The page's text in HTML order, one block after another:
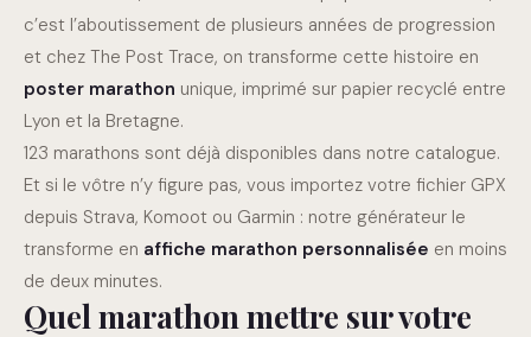
c’est l’aboutissement de plusieurs années de progression
et chez The Post Trace, on transforme cette histoire en
poster marathon unique, imprimé sur papier recyclé entre
Lyon et la Bretagne.
123 marathons sont déjà disponibles dans notre catalogue.
Et si le vôtre n’y figure pas, vous importez votre fichier GPX
depuis Strava, Komoot ou Garmin : notre générateur le
transforme en affiche marathon personnalisée en moins
de deux minutes.
Quel marathon mettre sur votre